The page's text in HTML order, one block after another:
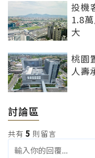
投機
1.8
大
桃園
人壽
討論區
共有 5 則留言